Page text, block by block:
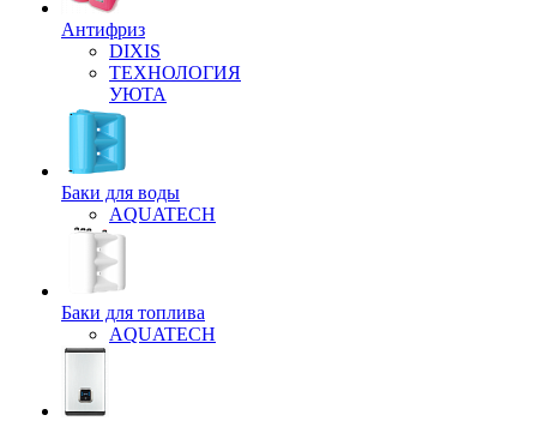
Антифриз
DIXIS
ТЕХНОЛОГИЯ
УЮТА
Баки для воды
AQUATECH
Баки для топлива
AQUATECH